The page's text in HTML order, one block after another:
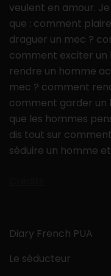
veulent en amour.
que : comment
draguer un mec ?
comment exciter un
rendre un homme
mec ? comment
comment garder un
que les hommes
dis tout sur
séduire un homme
Diary French PUA
Le séducteur